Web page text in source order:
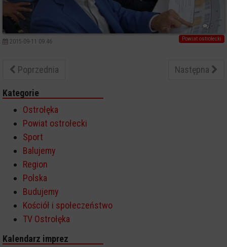
0
Powiat ostrołecki
2015-09-11 09:46
Poprzednia Następna
Kategorie
Ostrołęka
Powiat ostrołecki
Sport
Balujemy
Region
Polska
Budujemy
Kościół i społeczeństwo
TV Ostrołęka
Kalendarz imprez